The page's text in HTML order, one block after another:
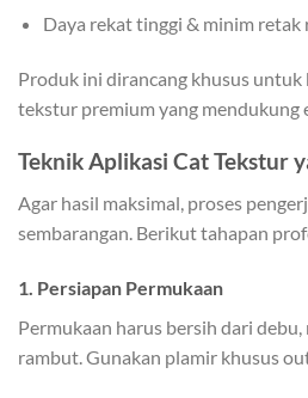
Daya rekat tinggi & minim retak
Produk ini dirancang khusus
tekstur premium yang mendukung
Teknik Aplikasi Cat Tekstur
Agar hasil maksimal, proses
sembarangan. Berikut tahapan
1. Persiapan Permukaan
Permukaan harus bersih dari
rambut. Gunakan plamir khusus